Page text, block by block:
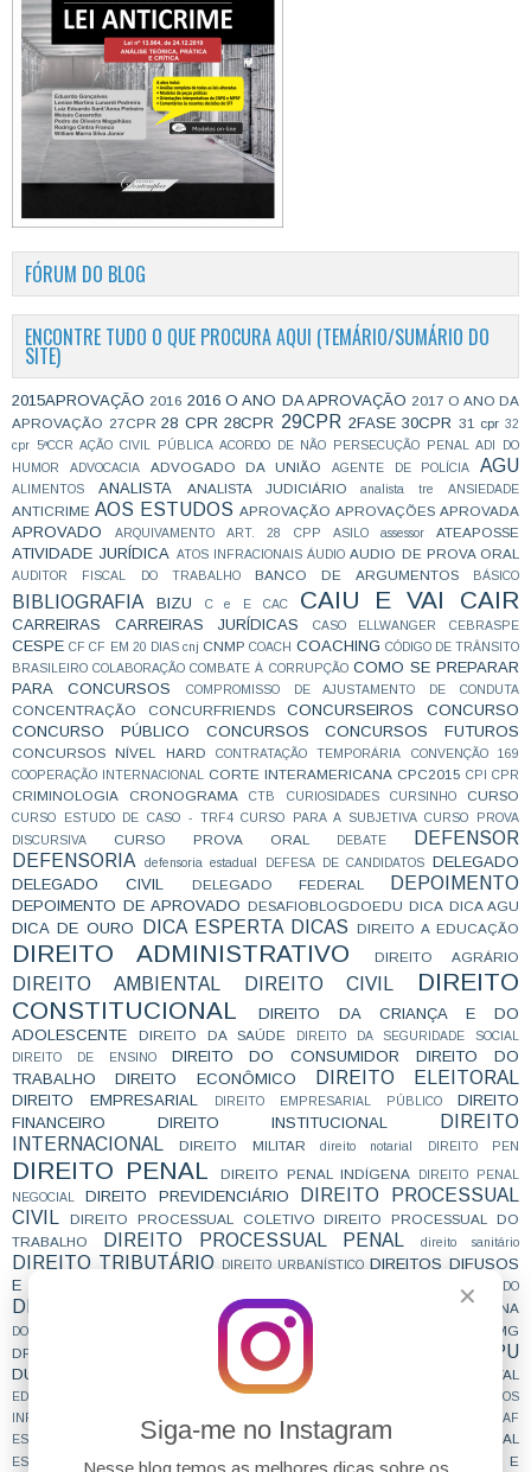
✕
Siga-me no Instagram
Nesse blog temos as melhores dicas sobre os
FÓRUM DO BLOG
ENCONTRE TUDO O QUE PROCURA AQUI (TEMÁRIO/SUMÁRIO DO
SITE)
2015APROVAÇÃO 2016 2016 O ANO DA APROVAÇÃO 2017 O ANO DA
APROVAÇÃO 27CPR 28 CPR 28CPR 29CPR 2FASE 30CPR 31 cpr 32
cpr
5ªCCR AÇÃO CIVIL PÚBLICA ACORDO DE NÃO PERSECUÇÃO PENAL
ADI DO
HUMOR
ADVOCACIA ADVOGADO DA UNIÃO AGENTE DE POLÍCIA AGU
ALIMENTOS ANALISTA ANALISTA JUDICIÁRIO analista tre ANSIEDADE
ANTICRIME AOS ESTUDOS APROVAÇÃO APROVAÇÕES APROVADA
APROVADO ARQUIVAMENTO ART. 28 CPP ASILO assessor ATEAPOSSE
ATIVIDADE JURÍDICA ATOS INFRACIONAIS ÁUDIO AUDIO DE PROVA ORAL
AUDITOR FISCAL DO TRABALHO BANCO DE ARGUMENTOS BÁSICO
BIBLIOGRAFIA BIZU C e E CAC CAIU E VAI CAIR
CARREIRAS CARREIRAS JURÍDICAS CASO ELLWANGER CEBRASPE
CESPE CF CF EM 20 DIAS cnj CNMP COACH COACHING CÓDIGO DE TRÂNSITO
BRASILEIRO COLABORAÇÃO COMBATE À CORRUPÇÃO COMO SE PREPARAR
PARA CONCURSOS
COMPROMISSO DE AJUSTAMENTO DE CONDUTA
CONCENTRAÇÃO CONCURFRIENDS CONCURSEIROS
CONCURSO
CONCURSO PÚBLICO
CONCURSOS CONCURSOS FUTUROS
CONCURSOS NÍVEL HARD CONTRATAÇÃO TEMPORÁRIA
CONVENÇÃO 169
COOPERAÇÃO INTERNACIONAL
CORTE INTERAMERICANA CPC2015 CPI CPR
CRIMINOLOGIA CRONOGRAMA CTB CURIOSIDADES CURSINHO CURSO
CURSO ESTUDO DE CASO - TRF4 CURSO PARA A SUBJETIVA
CURSO PROVA
DISCURSIVA
CURSO PROVA ORAL DEBATE
DEFENSOR
DEFENSORIA
defensoria estadual DEFESA DE CANDIDATOS
DELEGADO
DELEGADO CIVIL
DELEGADO FEDERAL DEPOIMENTO
DEPOIMENTO DE APROVADO DESAFIOBLOGDOEDU DICA DICA AGU
DICA DE OURO DICA ESPERTA DICAS DIREITO A EDUCAÇÃO
DIREITO ADMINISTRATIVO DIREITO AGRÁRIO
DIREITO AMBIENTAL DIREITO CIVIL
DIREITO
CONSTITUCIONAL
DIREITO DA CRIANÇA E DO
ADOLESCENTE
DIREITO DA SAÚDE
DIREITO DA SEGURIDADE SOCIAL
DIREITO DE ENSINO
DIREITO DO CONSUMIDOR
DIREITO DO
TRABALHO
DIREITO ECONÔMICO DIREITO ELEITORAL
DIREITO EMPRESARIAL DIREITO EMPRESARIAL PÚBLICO
DIREITO
FINANCEIRO
DIREITO INSTITUCIONAL
DIREITO
INTERNACIONAL
DIREITO MILITAR direito notarial DIREITO PEN
DIREITO PENAL DIREITO PENAL INDÍGENA
DIREITO PENAL
NEGOCIAL
DIREITO PREVIDENCIÁRIO
DIREITO PROCESSUAL
CIVIL
DIREITO PROCESSUAL COLETIVO
DIREITO PROCESSUAL DO
TRABALHO
DIREITO PROCESSUAL PENAL direito sanitário
DIREITO TRIBUTÁRIO DIREITO URBANÍSTICO DIREITOS DIFUSOS
E COLETIVOS
DIREITOS DO CONTRATADO
DIREITOS HUMANOS DIRETO AO PONTO DOUTRINA
DOWNLOAD DPEAL DPEAM DPEAP
DPEMG
DPEPE
DPERO DPERS DPU
DUVIDADECONCURSEIRO E NÃO É QUE CAIU EDITAL
EDITORES EMBARGOS DE DECLARAÇÃO
EMBARGOS
INFRINGENTES
ENAM
ESAF
ESCRAVIDÃO CONTEMPORÂNEA
ESCREVENTE ESCRIVÃO DE POLÍCIA ESSENCIAL
ESTÁGIO estagnação ESTRATÉGIA ESTUDA QUE PASSA ESTUDAR E